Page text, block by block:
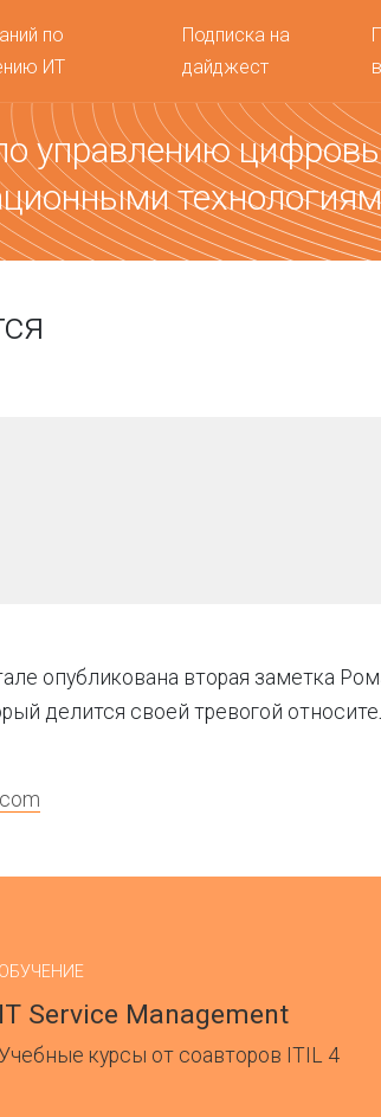
по
ИТ
Подписка на
дайджест
управлению
опубликована вторая заметка
делится своей тревогой
ОБУЧЕНИЕ
IT Service Management
курсы от соавторов ITIL 4